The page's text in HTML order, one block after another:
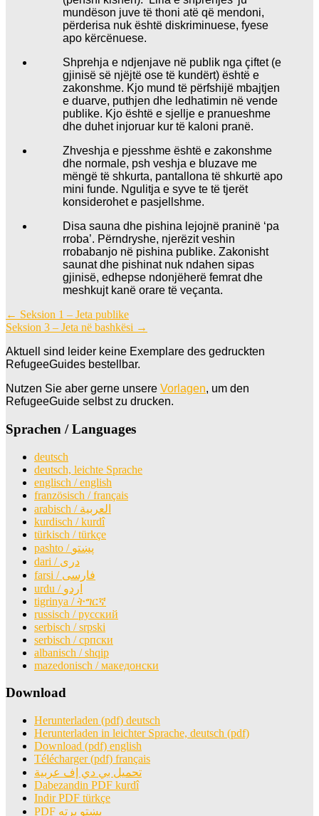
mundëson juve të thoni atë që mendoni,
përderisa nuk është diskriminuese, fyese
apo kërcënuese.
Shprehja e ndjenjave në publik nga çiftet (e
gjinisë së njëjtë ose të kundërt) është e
zakonshme. Kjo mund të përfshijë mbajtjen
e duarve, puthjen dhe ledhatimin në vende
publike. Kjo është e sjellje e pranueshme
dhe duhet injoruar kur të kaloni pranë.
Zhveshja e pjesshme është e zakonshme
dhe normale, psh veshja e bluzave me
mëngë të shkurta, pantallona të shkurtë apo
mini funde. Ngulitja e syve te të tjerët
konsiderohet e pasjellshme.
Disa sauna dhe pishina lejojnë praninë ‘pa
rroba’. Përndryshe, njerëzit veshin
rrobabanjo në pishina publike. Zakonisht
saunat dhe pishinat nuk ndahen sipas
gjinisë, edhepse ndonjëherë femrat dhe
meshkujt kanë orare të veçanta.
Beitragsnavigation
← Seksion 1 – Jeta publike
Seksion 3 – Jeta në bashkësi →
Aktuell sind leider keine Exemplare des gedruckten
RefugeeGuides bestellbar.
Nutzen Sie aber gerne unsere Vorlagen, um den
RefugeeGuide selbst zu drucken.
Sprachen / Languages
deutsch
deutsch, leichte Sprache
englisch / english
französisch / français
arabisch / العربية
kurdisch / kurdî
türkisch / türkçe
farsi / ‏فارسی
urdu / اردو
tigrinya / ትግርኛ
russisch / русский
serbisch / srpski
serbisch / српски
albanisch / shqip
mazedonisch / македонски
Download
Herunterladen (pdf) deutsch
Herunterladen in leichter Sprache, deutsch (pdf)
Download (pdf) english
Télécharger (pdf) français
تحميل بي دي إف عربية
Dabezandin PDF kurdî
Indir PDF türkçe
PDF پښتو پرته